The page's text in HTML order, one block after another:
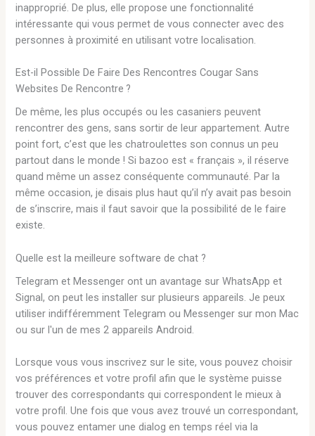
inapproprié. De plus, elle propose une fonctionnalité
intéressante qui vous permet de vous connecter avec des
personnes à proximité en utilisant votre localisation.
Est-il Possible De Faire Des Rencontres Cougar Sans
Websites De Rencontre ?
De même, les plus occupés ou les casaniers peuvent
rencontrer des gens, sans sortir de leur appartement. Autre
point fort, c’est que les chatroulettes son connus un peu
partout dans le monde ! Si bazoo est « français », il réserve
quand même un assez conséquente communauté. Par la
même occasion, je disais plus haut qu’il n’y avait pas besoin
de s’inscrire, mais il faut savoir que la possibilité de le faire
existe.
Quelle est la meilleure software de chat ?
Telegram et Messenger ont un avantage sur WhatsApp et
Signal, on peut les installer sur plusieurs appareils. Je peux
utiliser indifféremment Telegram ou Messenger sur mon Mac
ou sur l'un de mes 2 appareils Android.
Lorsque vous vous inscrivez sur le site, vous pouvez choisir
vos préférences et votre profil afin que le système puisse
trouver des correspondants qui correspondent le mieux à
votre profil. Une fois que vous avez trouvé un correspondant,
vous pouvez entamer une dialog en temps réel via la